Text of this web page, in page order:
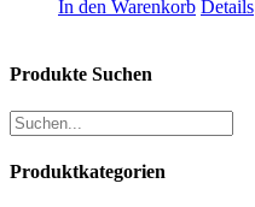
In den Warenkorb Details
Produkte Suchen
Produktkategorien